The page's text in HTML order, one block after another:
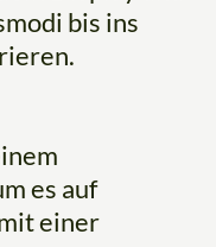
bis ins
es auf
einer